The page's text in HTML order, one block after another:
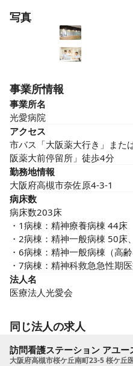
写真
事業所情報
事業所名
光愛病院
アクセス
市バス「大阪薬大行き」また
阪薬大前停留所」徒歩4分
勤務地情報
大阪府高槻市奈佐原4-3-1
病床数
病床数203床
・1病棟：精神療養病棟 44床
・2病棟：精神一般病棟 50床、
・6病棟：精神一般病棟（高
・7病棟：精神科救急急性期
法人名
医療法人光愛会
同じ法人の求人
訪問看護ステーション アユー
大阪府高槻市桜ケ丘南町23-5 桜ケ丘